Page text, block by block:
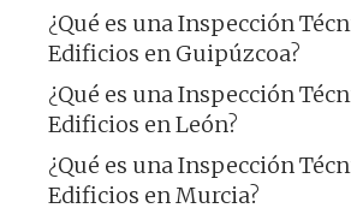
¿Qué es una Inspección
Edificios en Guipúzcoa?
¿Qué es una Inspección
Edificios en León?
¿Qué es una Inspección
Edificios en Murcia?